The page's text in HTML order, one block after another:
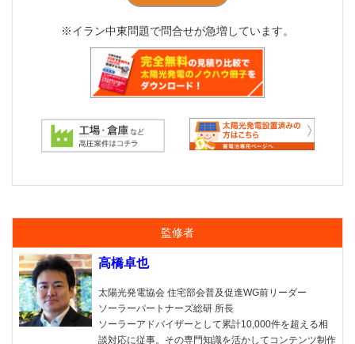
※イラン中東問題で問合せが急増しています。
監修者
高橋卓也
太陽光発電協会 住宅部会普及促進WG前リーダー
ソーラーパートナーズ総研 所長
ソーラーアドバイザーとして累計10,000件を超える相
談対応に従事。その専門知識を活かしてコンテンツ制作